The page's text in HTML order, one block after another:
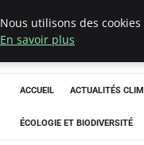
ACCUEIL ACTUALITÉS
ÉCOLOGIE ET BIODIVERSITÉ
Nous utilisons des
En savoir plus